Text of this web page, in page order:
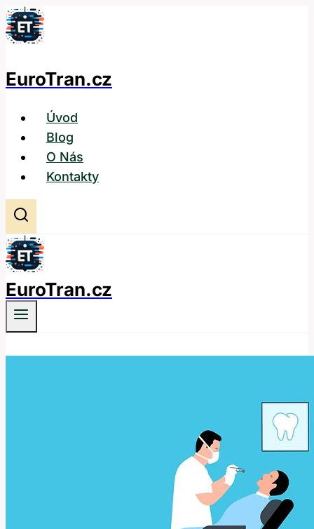
Přeskočit
na
EuroTran.cz
Úvod
Blog
O Nás
Kontakty
EuroTran.cz